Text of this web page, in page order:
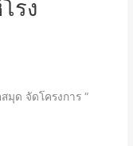
รง
มุด จัดโครงการ “